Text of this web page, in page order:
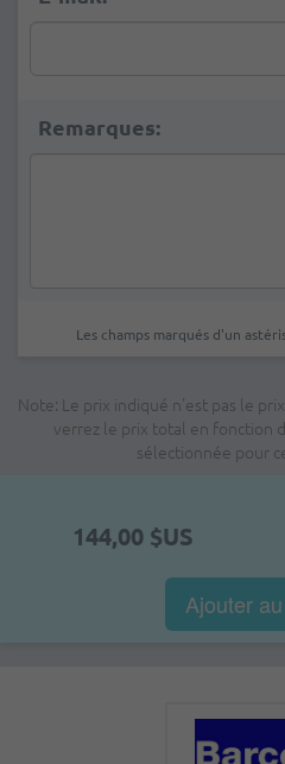
Remarques:
Les champs marqués d'un
Note: Le prix indiqué n'est pas le
verrez le prix total en fonction
sélectionnée pour
144,00 $US
Ajouter